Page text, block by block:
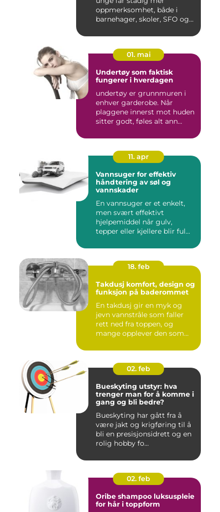
oppmerksomhet, både i
barnehager, skoler, SFO og
01. mai
Undertøy som faktisk
fungerer i hverdagen
undertøy er grunnmuren i
enhver garderobe. Når
plaggene innerst mot huden
sitter godt, føles alt ann...
11. apr
Vannsuger for effektiv
håndtering av søl og
vannskader
En vannsuger er et enkelt,
men svært effektivt
hjelpemiddel når gulv,
tepper eller kjellere blir ful...
18. feb
Takdusj komfort, design og
funksjon på baderommet
En takdusj gir en myk og
jevn vannstråle som faller
rett ned fra toppen, og
mange opplever den som
02. feb
Bueskyting utstyr: hva
trenger man for å komme i
gang og bli bedre?
Bueskyting har gått fra å
være jakt og krigføring til å
bli en presisjonsidrett og en
rolig hobby fo...
02. feb
Oribe shampoo luksuspleie
for hår i toppform